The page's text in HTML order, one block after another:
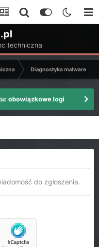
techniczna
Diagnostyka malware -
obowiązkowe logi
do zgłoszenia.